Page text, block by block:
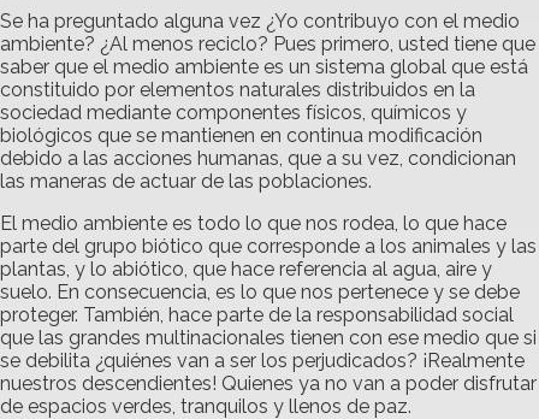
Se ha preguntado alguna vez ¿Yo contribuyo con el medio
ambiente? ¿Al menos reciclo? Pues primero, usted tiene que
saber que el medio ambiente es un sistema global que está
constituido por elementos naturales distribuidos en la
sociedad mediante componentes físicos, químicos y
biológicos que se mantienen en continua modificación
debido a las acciones humanas, que a su vez, condicionan
las maneras de actuar de las poblaciones.
El medio ambiente es todo lo que nos rodea, lo que hace
parte del grupo biótico que corresponde a los animales y las
plantas, y lo abiótico, que hace referencia al agua, aire y
suelo. En consecuencia, es lo que nos pertenece y se debe
proteger. También, hace parte de la responsabilidad social
que las grandes multinacionales tienen con ese medio que si
se debilita ¿quiénes van a ser los perjudicados? ¡Realmente
nuestros descendientes! Quienes ya no van a poder disfrutar
de espacios verdes, tranquilos y llenos de paz.